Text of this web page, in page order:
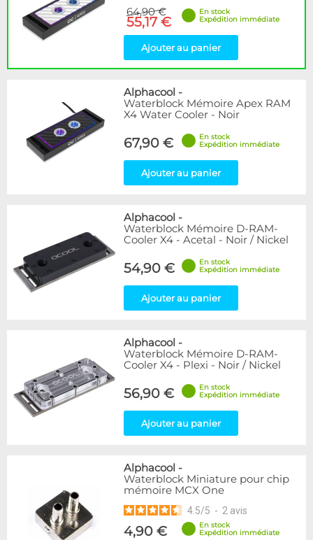
64,90 €
55,17 €
En stock
Expédition immédiate
Ajouter au panier
Alphacool -
Waterblock Mémoire Apex RAM
X4 Water Cooler - Noir
67,90 €
En stock
Expédition immédiate
Ajouter au panier
Alphacool -
Waterblock Mémoire D-RAM-
Cooler X4 - Acetal - Noir / Nickel
54,90 €
En stock
Expédition immédiate
Ajouter au panier
Alphacool -
Waterblock Mémoire D-RAM-
Cooler X4 - Plexi - Noir / Nickel
56,90 €
En stock
Expédition immédiate
Ajouter au panier
Alphacool -
Waterblock Miniature pour chip
mémoire MCX One
4.5/5 - 2 avis
4,90 €
En stock
Expédition immédiate